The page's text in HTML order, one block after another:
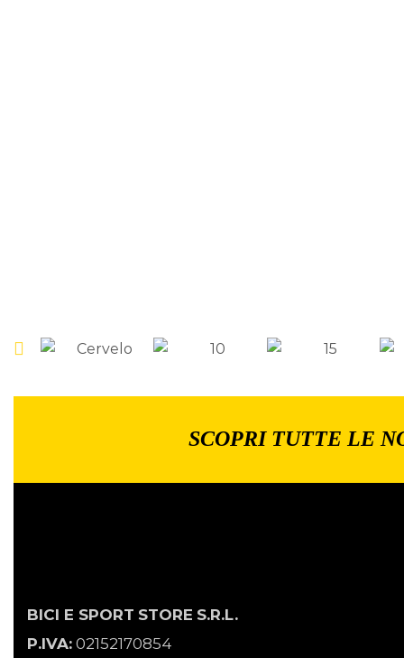
SCOPRI TUTTE LE
BICI E SPORT STORE S.R.L.
P.IVA: 02152170854